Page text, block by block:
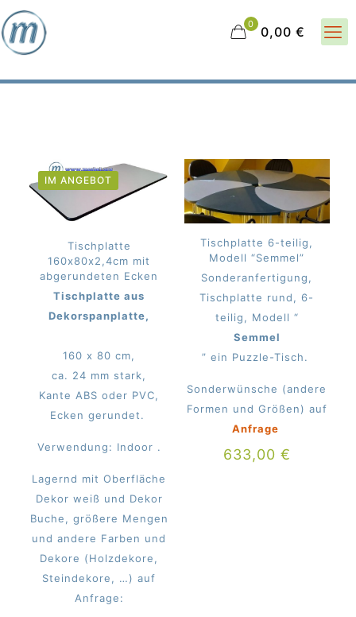
0 0,00 €
IM ANGEBOT
Tischplatte
160x80x2,4cm mit
abgerundeten Ecken
Tischplatte aus
Dekorspanplatte,
160 x 80 cm,
ca. 24 mm stark,
Kante ABS oder PVC,
Ecken gerundet.
Verwendung: Indoor .
Lagernd mit Oberfläche
Dekor weiß und Dekor
Buche, größere Mengen
und andere Farben und
Dekore (Holzdekore,
Steindekore, …) auf
Anfrage:
Tischplatte 6-teilig,
Modell “Semmel”
Sonderanfertigung,
Tischplatte rund, 6-
teilig, Modell “
Semmel
” ein Puzzle-Tisch.
Sonderwünsche (andere
Formen und Größen) auf
Anfrage
633,00 €